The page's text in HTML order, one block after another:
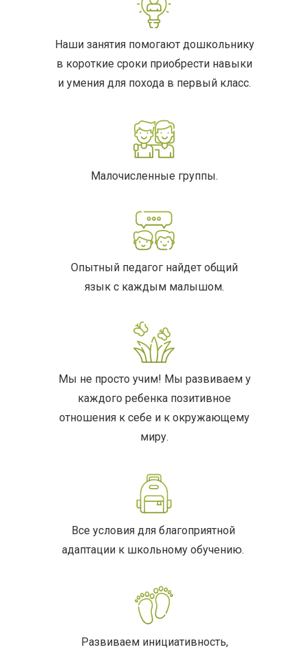
Наши занятия помогают дошкольнику
в короткие сроки приобрести навыки
и умения для похода в первый класс.
Малочисленные группы.
Опытный педагог найдет общий
язык с каждым малышом.
Мы не просто учим! Мы развиваем у
каждого ребенка позитивное
отношения к себе и к окружающему
миру.
Все условия для благоприятной
адаптации к школьному обучению.
Развиваем инициативность,